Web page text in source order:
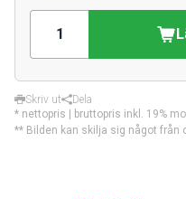
Skriv ut
Dela
* nettopris | bruttopris inkl. 19%
** Bilden kan skilja sig något från